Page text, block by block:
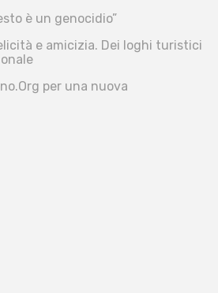
è un genocidio”
e amicizia. Dei loghi turistici
per una nuova